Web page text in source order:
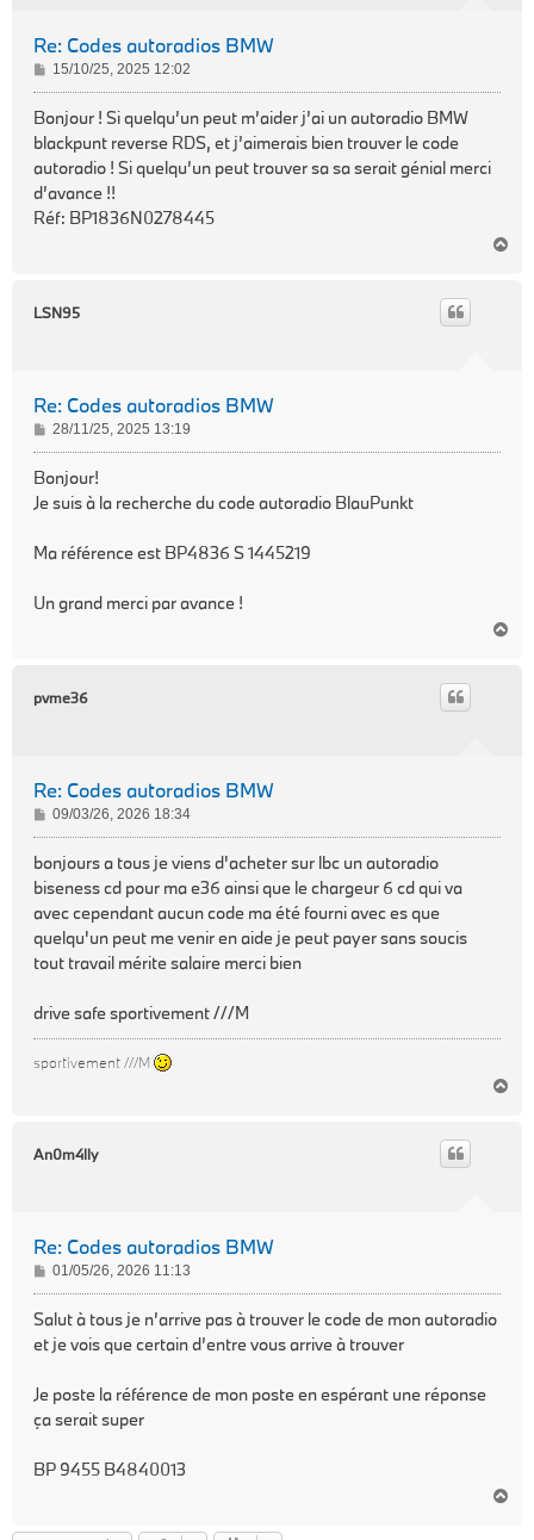
Re: Codes autoradios BMW
M
e
a
g
e
15/10/25, 2025 12:02
Bonjour ! Si quelqu’un peut m’aider j’ai un autoradio BMW
blackpunt reverse RDS, et j’aimerais bien trouver le code
autoradio ! Si quelqu’un peut trouver sa sa serait génial merci
d’avance !!
Réf: BP1836N0278445
LSN95
Re: Codes autoradios BMW
M
e
a
e
28/11/25, 2025 13:19
Bonjour!
Je suis à la recherche du code autoradio BlauPunkt
Ma référence est BP4836 S 1445219
Un grand merci par avance !
pvme36
Re: Codes autoradios BMW
M
e
a
g
e
09/03/26, 2026 18:34
bonjours a tous je viens d'acheter sur lbc un autoradio
biseness cd pour ma e36 ainsi que le chargeur 6 cd qui va
avec cependant aucun code ma été fourni avec es que
quelqu'un peut me venir en aide je peut payer sans soucis
tout travail mérite salaire merci bien
drive safe sportivement ///M
sportivement ///M
An0m4lly
Re: Codes autoradios BMW
M
e
s
a
e
01/05/26, 2026 11:13
Salut à tous je n’arrive pas à trouver le code de mon autoradio
et je vois que certain d’entre vous arrive à trouver
Je poste la référence de mon poste en espérant une réponse
ça serait super
BP 9455 B4840013